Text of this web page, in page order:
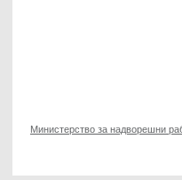
Министерство за надворешни